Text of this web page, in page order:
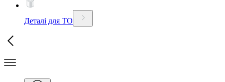
Деталі для ТО